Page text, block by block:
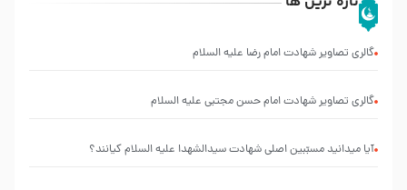
گالری تصاویر شهادت امام رضا علیه السلام
گالری تصاویر شهادت امام حسن مجتبی علیه السلام
آیا میدانید مسبّبین اصلی شهادت سیدالشهدا علیه ‌السلام کیانند؟